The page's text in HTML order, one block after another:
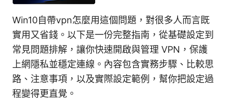
Win10自帶vpn怎麼用這個問題，對很多人而言既
實用又省錢。以下是一份完整指南，從基礎設定到
常見問題排解，讓你快速開啟與管理 VPN，保護
上網隱私並穩定連線。內容包含實務步驟、比較思
路、注意事項，以及實際設定範例，幫你把設定過
程變得更直覺。